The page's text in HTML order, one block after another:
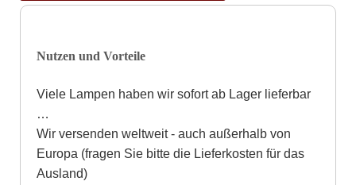
Nutzen und Vorteile
Viele Lampen haben wir sofort ab Lager lieferbar
…
Wir versenden weltweit - auch außerhalb von
Europa (fragen Sie bitte die Lieferkosten für das
Ausland)